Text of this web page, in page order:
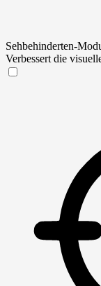
Sehbehinderten-
Verbessert die